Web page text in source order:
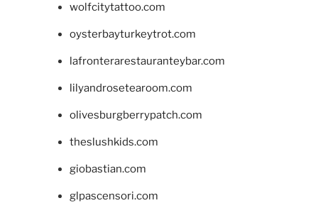
wolfcitytattoo.com
oysterbayturkeytrot.com
lafronterarestauranteybar.com
lilyandrosetearoom.com
olivesburgberrypatch.com
theslushkids.com
giobastian.com
glpascensori.com